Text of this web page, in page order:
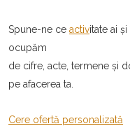
Spune-ne ce activitate ai
ocupăm
de cifre, acte, termene și
pe afacerea ta.
Cere ofertă personalizată